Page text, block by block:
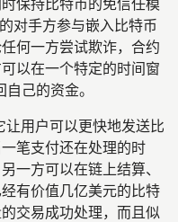
对手方参与嵌入比特币
何一方尝试欺诈，合约
以在一个特定的时间窗
己的资金。
让用户可以更快地发送比
笔支付还在处理的时
一方可以在链上结算、
有价值几亿美元的比特
交易成功处理，而且似